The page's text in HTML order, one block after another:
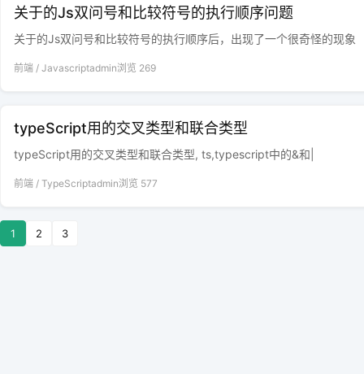
关于的Js双问号和比较符号的执行顺序问题
关于的Js双问号和比较符号的执行顺序后，出现了一个很奇怪的现象
前端 / Javascriptadmin浏览 269
typeScript用的交叉类型和联合类型
typeScript用的交叉类型和联合类型, ts,typescript中的&和|
前端 / TypeScriptadmin浏览 577
1 2 3